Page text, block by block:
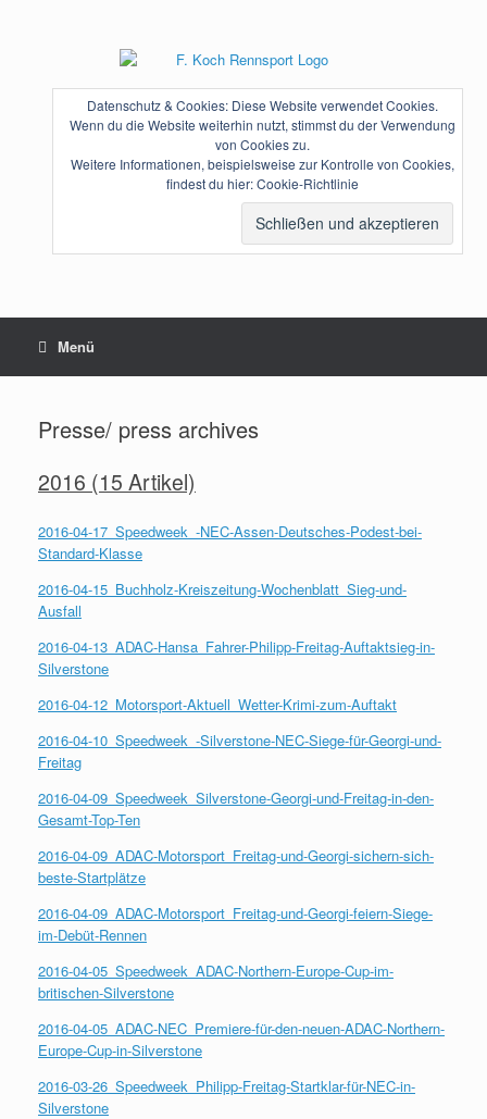
Datenschutz & Cookies: Diese Website verwendet Cookies.
Wenn du die Website weiterhin nutzt, stimmst du der Verwendung
von Cookies zu.
Weitere Informationen, beispielsweise zur Kontrolle von Cookies,
findest du hier:Cookie-Richtlinie
Menü
Presse/ press archives
2016 (15 Artikel)
2016-04-17_Speedweek_-NEC-Assen-Deutsches-Podest-bei-
Standard-Klasse
2016-04-15_Buchholz-Kreiszeitung-Wochenblatt_Sieg-und-
Ausfall
2016-04-13_ADAC-Hansa_Fahrer-Philipp-Freitag-Auftaktsieg-in-
Silverstone
2016-04-12_Motorsport-Aktuell_Wetter-Krimi-zum-Auftakt
2016-04-10_Speedweek_-Silverstone-NEC-Siege-für-Georgi-und-
Freitag
2016-04-09_Speedweek_Silverstone-Georgi-und-Freitag-in-den-
Gesamt-Top-Ten
2016-04-09_ADAC-Motorsport_Freitag-und-Georgi-sichern-sich-
beste-Startplätze
2016-04-09_ADAC-Motorsport_Freitag-und-Georgi-feiern-Siege-
im-Debüt-Rennen
2016-04-05_Speedweek_ADAC-Northern-Europe-Cup-im-
britischen-Silverstone
2016-04-05_ADAC-NEC_Premiere-für-den-neuen-ADAC-Northern-
Europe-Cup-in-Silverstone
2016-03-26_Speedweek_Philipp-Freitag-Startklar-für-NEC-in-
Silverstone